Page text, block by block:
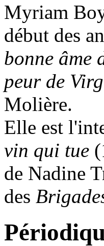
Myriam
début des
bonne âme
peur de
Molière.
Elle est
vin qui tue
de Nadine
des